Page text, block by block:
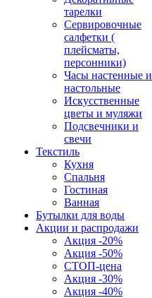
тарелки
Сервировочные
салфетки (
плейсматы,
персонники)
Часы настенные и
настольные
Искусственные
цветы и муляжи
Подсвечники и
свечи
Текстиль
Кухня
Спальня
Гостиная
Ванная
Бутылки для воды
Акции и распродажи
Акция -20%
Акция -50%
СТОП-цена
Акция -30%
Акция -40%